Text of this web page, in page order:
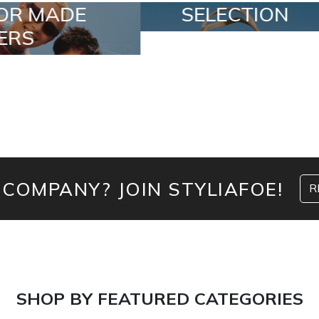
SPECIAL LOTS
JOIN STYLIAFOE!
SHOP BY FEATURED CATEGORIES